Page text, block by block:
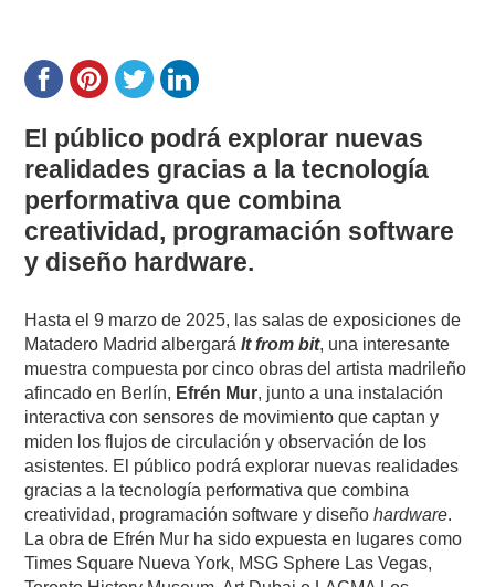
El público podrá explorar nuevas
realidades gracias a la tecnología
performativa que combina
creatividad, programación software
y diseño hardware.
Hasta el 9 marzo de 2025, las salas de exposiciones de
Matadero Madrid albergaráIt from bit, una interesante
muestra compuesta por cinco obras del artista madrileño
afincado en Berlín, Efrén Mur, junto a una instalación
interactiva con sensores de movimiento que captan y
miden los flujos de circulación y observación de los
asistentes. El público podrá explorar nuevas realidades
gracias a la tecnología performativa que combina
creatividad, programación software y diseñohardware.
La obra de Efrén Mur ha sido expuesta en lugares como
Times Square Nueva York, MSG Sphere Las Vegas,